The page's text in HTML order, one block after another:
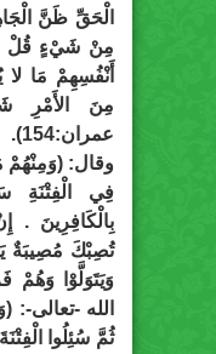
الْحَقِّ ظَنَّ
مِنْ شَيْءٍ قُلْ
أَنْفُسِهِمْ مَا
مِنَ الأَمْرِ
عمران:154).
وقال: (وَمِنْهُمْ
فِي الْفِتْنَةِ
بِالْكَافِرِينَ
تُصِبْكَ مُصِيبَةٌ
الله -تعالى-
ثُمَّ سُئِلُوا